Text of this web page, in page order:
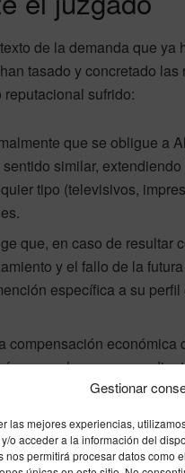
Gestionar
las mejores experiencias,
o acceder a la información del
nos permitirá procesar datos como
de la demanda que ya
tasado y concretado las
sufrido:
que se obligue a
similar,
tipo (televisivos,
que, en caso de resultar
y el fallo de la
específica a su
compensación económica
sumar los
justicia ministro